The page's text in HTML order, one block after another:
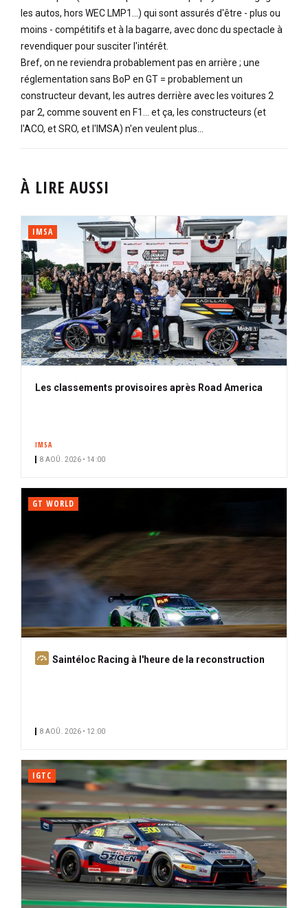
les autos, hors WEC LMP1...) qui sont assurés d'être - plus ou
moins - compétitifs et à la bagarre, avec donc du spectacle à
revendiquer pour susciter l'intérêt.
Bref, on ne reviendra probablement pas en arrière ; une
réglementation sans BoP en GT = probablement un
constructeur devant, les autres derrière avec les voitures 2
par 2, comme souvent en F1... et ça, les constructeurs (et
l'ACO, et SRO, et l'IMSA) n'en veulent plus...
À LIRE AUSSI
IMSA
Les classements provisoires après Road America
IMSA
8 AOÛ. 2026 • 14:00
GT WORLD
A
Saintéloc Racing à l'heure de la reconstruction
8 AOÛ. 2026 • 12:00
IGTC